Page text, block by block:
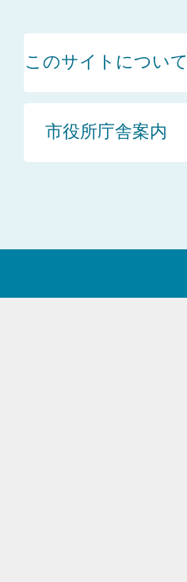
このサイトについて
市役所庁舎案内